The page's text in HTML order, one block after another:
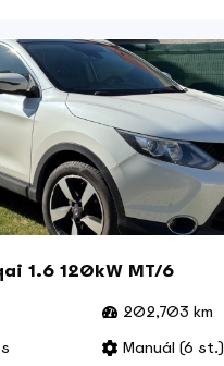
1.6 120kW MT/6
202,703 km
Manuál (6 st.)